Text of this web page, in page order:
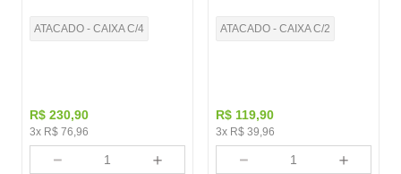
ATACADO - CAIXA C/4
R$ 230,90
3x R$ 76,96
＋
－
ATACADO - CAIXA C/2
R$ 119,90
3x R$ 39,96
＋
－